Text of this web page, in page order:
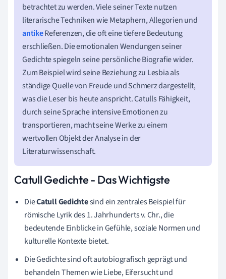
betrachtet zu werden. Viele seiner Texte nutzen
literarische Techniken wie Metaphern, Allegorien und
antikeReferenzen, die oft eine tiefere Bedeutung
erschließen. Die emotionalen Wendungen seiner
Gedichte spiegeln seine persönliche Biografie wider.
Zum Beispiel wird seine Beziehung zu Lesbia als
ständige Quelle von Freude und Schmerz dargestellt,
was die Leser bis heute anspricht. Catulls Fähigkeit,
durch seine Sprache intensive Emotionen zu
transportieren, macht seine Werke zu einem
wertvollen Objekt der Analyse in der
Literaturwissenschaft.
Catull Gedichte - Das Wichtigste
DieCatull Gedichtesind ein zentrales Beispiel für
römische Lyrik des 1. Jahrhunderts v. Chr., die
bedeutende Einblicke in Gefühle, soziale Normen und
kulturelle Kontexte bietet.
Die Gedichte sind oft autobiografisch geprägt und
behandeln Themen wie Liebe, Eifersucht und